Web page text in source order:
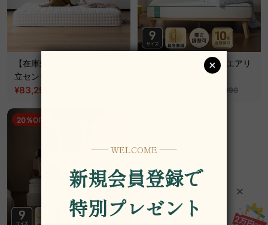
【在庫処分セール】超小型独
立センシングコイルマットレ
ス
¥83,290
Grand Form グランドエアリ
バースマットレス
¥48,890
20％OFF